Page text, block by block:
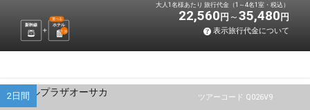
新幹線 ホテル
選べる
1 泊
大人1名様あたり 旅行代金（1～4名1室・税込）
22,560 円 35,480 円
表示旅行代金について
ツアーコード Q026V9
2日間